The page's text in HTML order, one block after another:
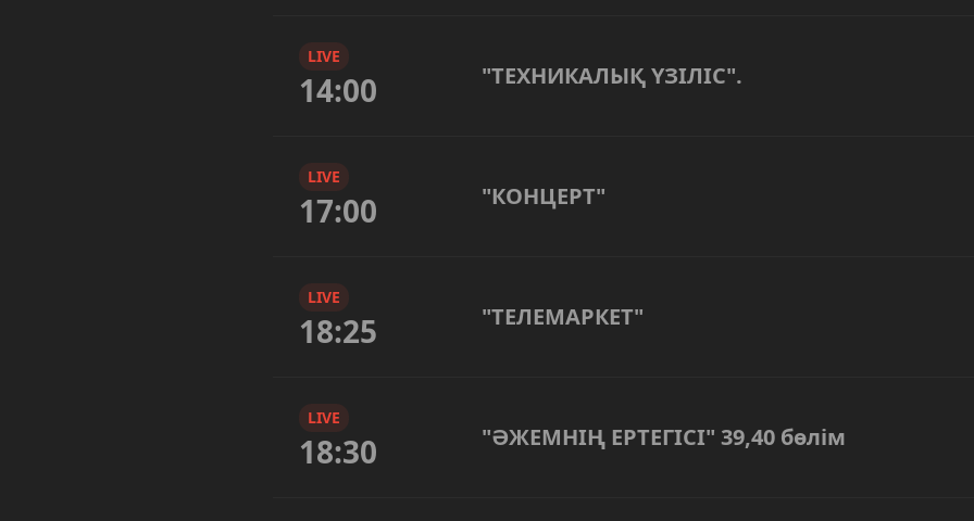
LIVE
14:00 "ТЕХНИКАЛЫҚ ҮЗІЛІС".
LIVE
17:00 "КОНЦЕРТ"
LIVE
18:25 "ТЕЛЕМАРКЕТ"
LIVE
18:30 "ӘЖЕМНІҢ ЕРТЕГІСІ" 39,40 бөлім